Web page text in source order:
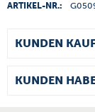
ARTIKEL-NR.:
KUNDEN
KUNDEN